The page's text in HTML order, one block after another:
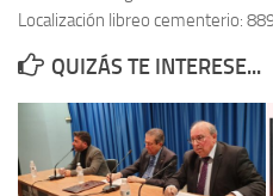
Memoria Histórica
Investigación previa de la
1947).
Informe Represión en Toledo
Localización libreo cementerio:
QUIZÁS TE INTERESE...